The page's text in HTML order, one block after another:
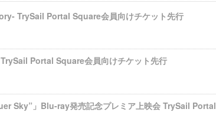
TrySail Portal Square会員向けチケット先行
Portal Square会員向けチケット先行
Sky”」Blu-ray発売記念プレミア上映会 TrySail Portal